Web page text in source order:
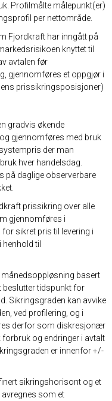
Profilmålte målepunkt(er)
per nettområde.
Fjordkraft har inngått på
knyttet til
avtalen før
gjennomføres et oppgjør i
prissikringsposisjoner)
gradvis økende
gjennomføres med bruk
der man
hver handelsdag.
på daglige observerbare
prissikring over alle
gjennomføres i
sikret pris til levering i
til
månedsoppløsning basert
tidspunkt for
Sikringsgraden kan avvike
ved profilering, og i
derfor som diskresjonær
og endringer i avtalt
er innenfor +/-
sikringshorisont og et
som et